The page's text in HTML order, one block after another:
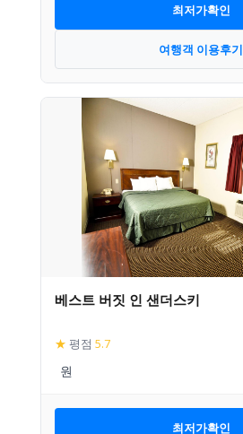
최저가확인
여행객 이용후기
베스트 버짓 인 샌더스키
★ 평점 5.7
최저가확인